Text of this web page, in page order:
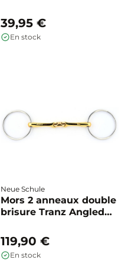
39,95 €
En stock
Neue Schule
Mors 2 anneaux double
brisure Tranz Angled
Schule
119,90 €
En stock